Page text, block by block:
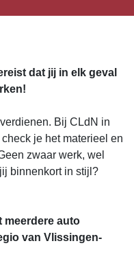
dat jij in elk geval
Bij CLdN in
je het materieel en
zwaar werk, wel
binnenkort in stijl?
meerdere auto
van Vlissingen-